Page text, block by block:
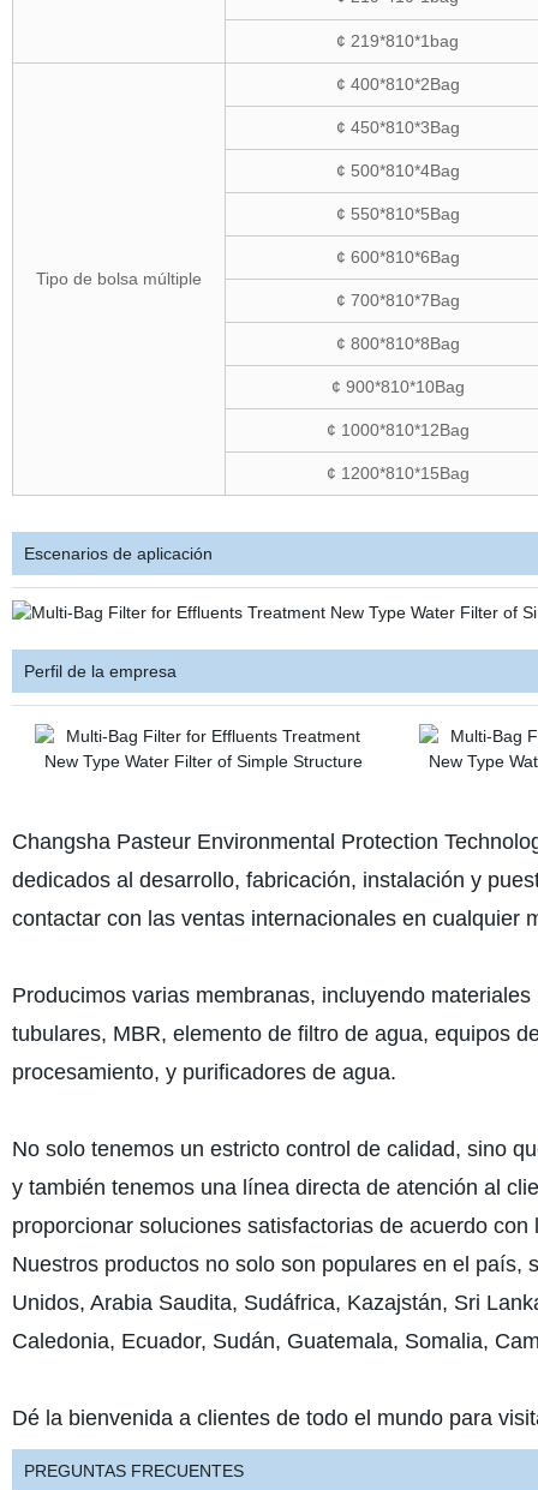
¢ 219*810*1bag
Tipo de bolsa múltiple
¢ 400*810*2Bag
¢ 450*810*3Bag
¢ 500*810*4Bag
¢ 550*810*5Bag
¢ 600*810*6Bag
¢ 700*810*7Bag
¢ 800*810*8Bag
¢ 900*810*10Bag
¢ 1000*810*12Bag
¢ 1200*810*15Bag
Escenarios de aplicación
Perfil de la empresa
Changsha Pasteur Environmental Protection
dedicados al desarrollo, fabricación, instalación y
contactar con las ventas internacionales en cualquier
Producimos varias membranas, incluyendo
tubulares, MBR, elemento de filtro de agua, equipos
procesamiento, y purificadores de agua.
No solo tenemos un estricto control de calidad, sino
y también tenemos una línea directa de atención al
proporcionar soluciones satisfactorias de acuerdo
Nuestros productos no solo son populares en el
Unidos, Arabia Saudita, Sudáfrica, Kazajstán, Sri
Caledonia, Ecuador, Sudán, Guatemala, Somalia,
Dé la bienvenida a clientes de todo el mundo para
PREGUNTAS FRECUENTES